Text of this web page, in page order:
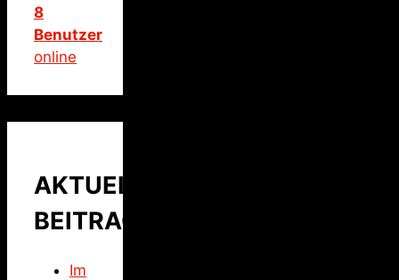
8
Benutzer
online
AKTUELLER
BEITRAG
Im